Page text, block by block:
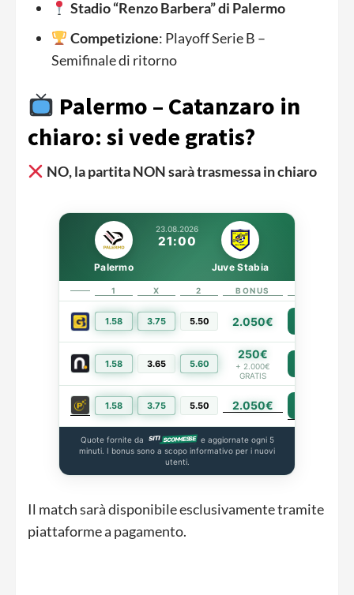
Stadio “Renzo Barbera” di Palermo
Competizione: Playoff Serie B –
Semifinale di ritorno
Palermo – Catanzaro in
chiaro: si vede gratis?
NO, la partita NON sarà trasmessa in chiaro
23.08.2026
21:00
Palermo Juve Stabia
1 X 2 BONUS
1.58 3.75 5.50 2.050€
1.58 3.65 5.60
250€
+ 2.000€
GRATIS
1.58 3.75 5.50 2.050€
Quote fornite da
e aggiornate ogni 5
minuti. I bonus sono a scopo informativo per i nuovi
utenti.
Il match sarà disponibile esclusivamente tramite
piattaforme a pagamento.